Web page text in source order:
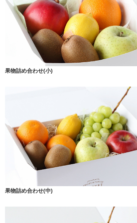
果物詰め合わせ(小)
果物詰め合わせ(中)